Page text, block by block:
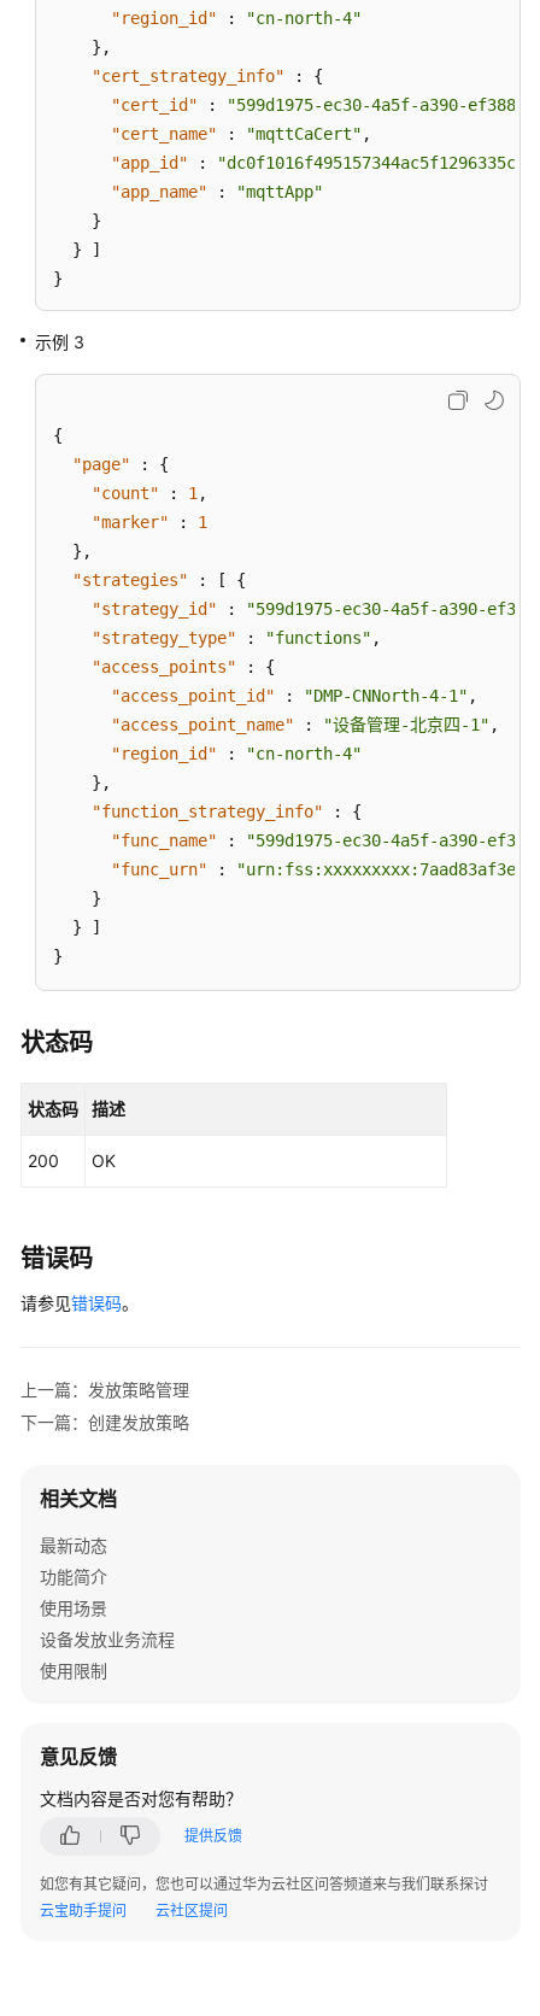
"region_id"
:
"cn-north-4"
} ,
"cert_strategy_info"
:
{
"cert_id"
:
"599d1975-ec30-4a5f-a390-
"cert_name"
: "mqttCaCert" ,
"app_id"
:
"app_name"
:
"mqttApp"
}
}
]
}
示例 3
{
"page"
:
{
"count"
: 1 ,
"marker"
:
1
} ,
"strategies"
: [
{
"strategy_id"
:
"599d1975-ec30-4a5f-a390-
"strategy_type"
: "functions" ,
"access_points"
:
{
"access_point_id"
: "DMP-CNNorth-4-1" ,
"access_point_name"
: "设备管理-北京四-1" ,
"region_id"
:
"cn-north-4"
} ,
"function_strategy_info"
:
{
"func_name"
:
"599d1975-ec30-4a5f-a390-
"func_urn"
:
}
}
]
}
状态码
状态码 描述
200 OK
错误码
请参见错误码。
上一篇：发放策略管理
下一篇：创建发放策略
相关文档
最新动态
功能简介
使用场景
设备发放业务流程
使用限制
意见反馈
文档内容是否对您有帮助？
提供反馈
如您有其它疑问，您也可以通过华为云社区问答频道来与我们联系探讨
云宝助手提问
云社区提问